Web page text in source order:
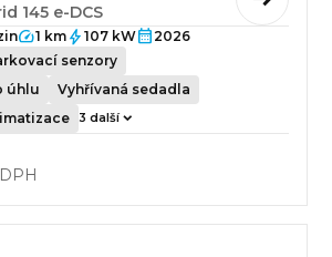
145 e-DCS
1 km 107 kW
2026
senzory
úhlu
Vyhřívaná sedadla
3 další